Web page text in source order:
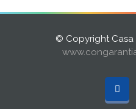
© Copyright Casa